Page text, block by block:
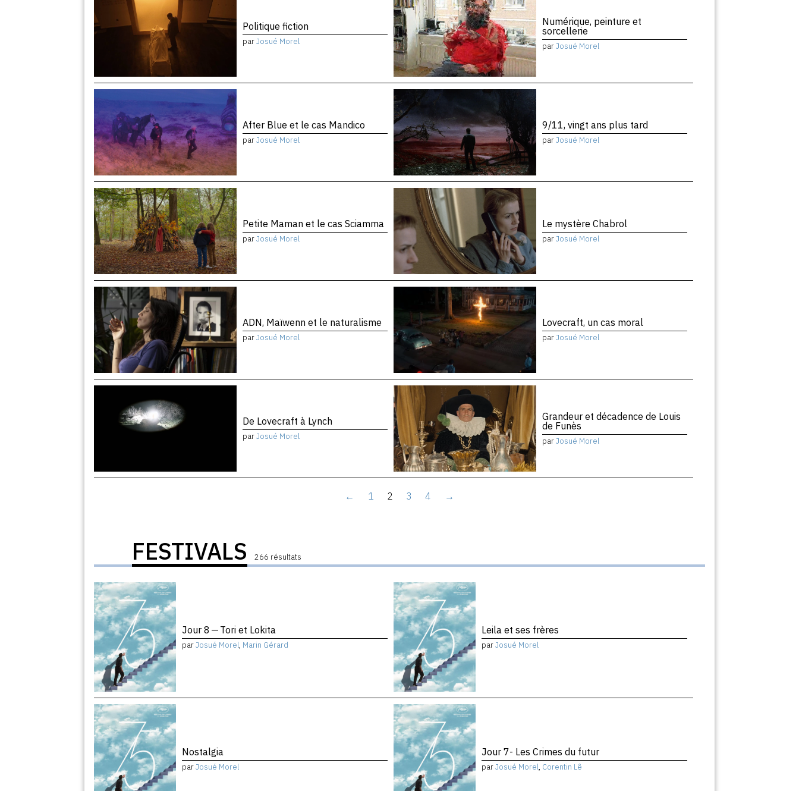
Politique fiction
parJosué Morel
Numérique, peinture et
sorcellerie
parJosué Morel
After Blue et le cas Mandico
parJosué Morel
9/11, vingt ans plus tard
parJosué Morel
Petite Maman et le cas Sciamma
parJosué Morel
Le mystère Chabrol
parJosué Morel
ADN, Maïwenn et le naturalisme
parJosué Morel
Lovecraft, un cas moral
parJosué Morel
De Lovecraft à Lynch
parJosué Morel
Grandeur et décadence de Louis
de Funès
parJosué Morel
← 1 2 3 4 →
FESTIVALS 266 résultats
Jour 8 — Tori et Lokita
parJosué Morel, Marin Gérard
Leila et ses frères
parJosué Morel
Nostalgia
parJosué Morel
Jour 7- Les Crimes du futur
parJosué Morel, Corentin Lê